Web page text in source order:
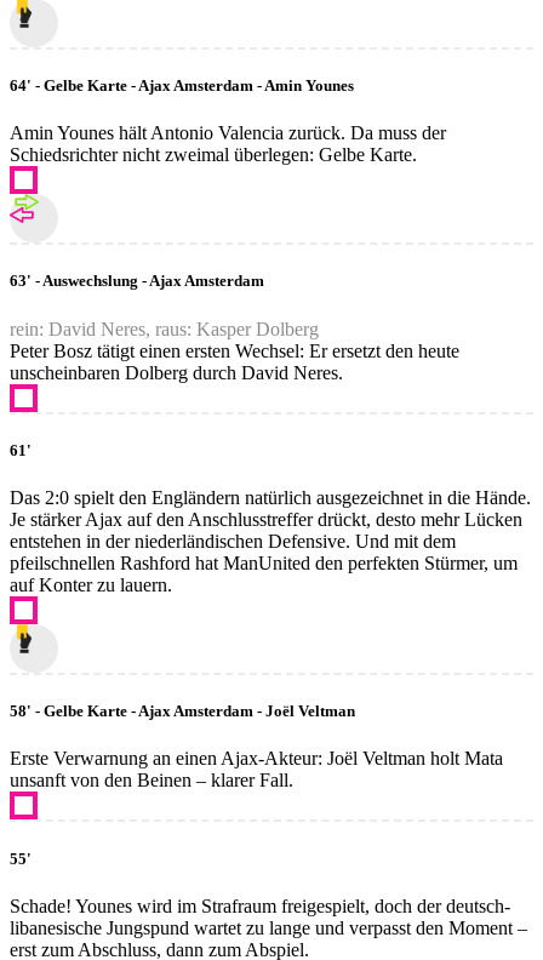
64' - Gelbe Karte - Ajax Amsterdam - Amin Younes
Amin Younes hält Antonio Valencia zurück. Da muss der
Schiedsrichter nicht zweimal überlegen: Gelbe Karte.
63' - Auswechslung - Ajax Amsterdam
rein: David Neres, raus: Kasper Dolberg
Peter Bosz tätigt einen ersten Wechsel: Er ersetzt den heute
unscheinbaren Dolberg durch David Neres.
61'
Das 2:0 spielt den Engländern natürlich ausgezeichnet in die Hände.
Je stärker Ajax auf den Anschlusstreffer drückt, desto mehr Lücken
entstehen in der niederländischen Defensive. Und mit dem
pfeilschnellen Rashford hat ManUnited den perfekten Stürmer, um
auf Konter zu lauern.
58' - Gelbe Karte - Ajax Amsterdam - Joël Veltman
Erste Verwarnung an einen Ajax-Akteur: Joël Veltman holt Mata
unsanft von den Beinen – klarer Fall.
55'
Schade! Younes wird im Strafraum freigespielt, doch der deutsch-
libanesische Jungspund wartet zu lange und verpasst den Moment –
erst zum Abschluss, dann zum Abspiel.